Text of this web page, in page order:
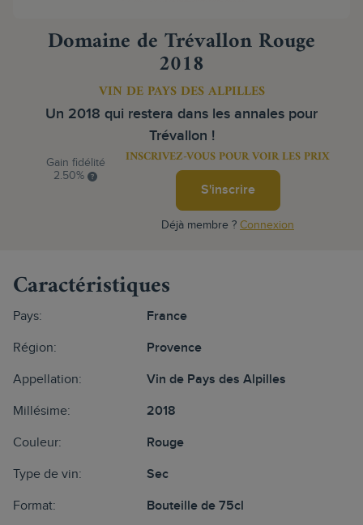
Domaine de Trévallon Rouge
2018
VIN DE PAYS DES ALPILLES
Un 2018 qui restera dans les annales pour
Trévallon !
Gain fidélité
2.50%
INSCRIVEZ-VOUS POUR VOIR LES PRIX
S'inscrire
Déjà membre ? Connexion
Caractéristiques
Pays: France
Région: Provence
Appellation: Vin de Pays des Alpilles
Millésime: 2018
Couleur: Rouge
Type de vin: Sec
Format: Bouteille de 75cl